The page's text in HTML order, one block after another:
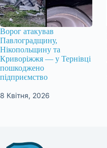
Ворог атакував
Павлоградщину,
Нікопольщину та
Криворіжжя — у Тернівці
пошкоджено
підприємство
8 Квітня, 2026